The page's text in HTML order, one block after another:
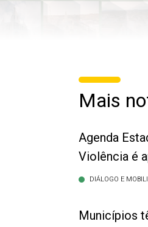
Mais
Agenda
Violência é
DIÁLOGO E
Municípios